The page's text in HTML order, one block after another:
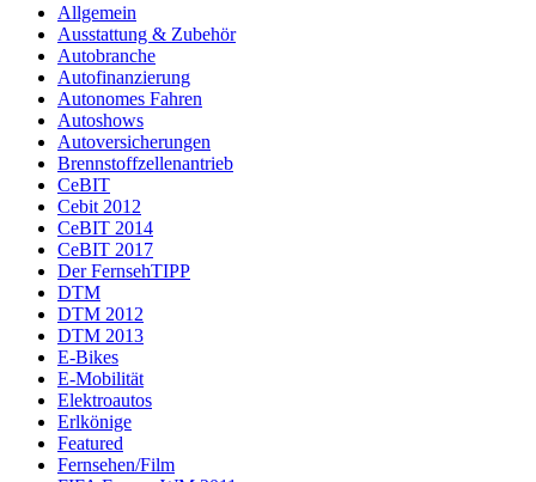
Allgemein
Ausstattung & Zubehör
Autobranche
Autofinanzierung
Autonomes Fahren
Autoshows
Autoversicherungen
Brennstoffzellenantrieb
CeBIT
Cebit 2012
CeBIT 2014
CeBIT 2017
Der FernsehTIPP
DTM
DTM 2012
DTM 2013
E-Bikes
E-Mobilität
Elektroautos
Erlkönige
Featured
Fernsehen/Film